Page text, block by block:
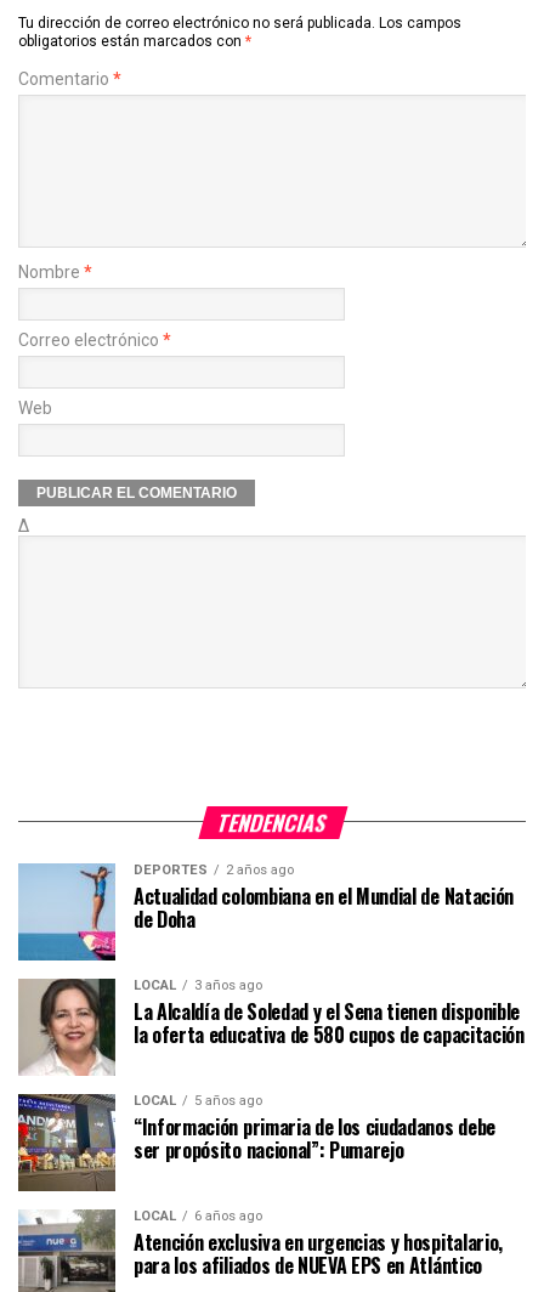
Tu dirección de correo electrónico no será publicada. Los campos
obligatorios están marcados con *
Comentario *
Nombre *
Correo electrónico *
Web
Δ
TENDENCIAS
DEPORTES 2 años ago
Actualidad colombiana en el Mundial de Natación
de Doha
LOCAL 3 años ago
La Alcaldía de Soledad y el Sena tienen disponible
la oferta educativa de 580 cupos de capacitación
LOCAL 5 años ago
“Información primaria de los ciudadanos debe
ser propósito nacional”: Pumarejo
LOCAL 6 años ago
Atención exclusiva en urgencias y hospitalario,
para los afiliados de NUEVA EPS en Atlántico